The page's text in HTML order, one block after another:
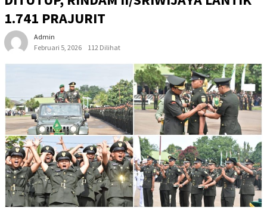
1.741 PRAJURIT
Admin
Februari 5, 2026
112 Dilihat